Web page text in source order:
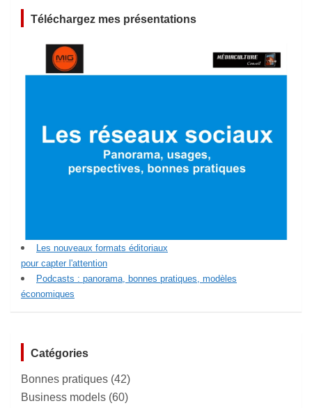
Téléchargez mes présentations
Les nouveaux formats éditoriaux
pour capter l'attention
Podcasts : panorama, bonnes pratiques, modèles
économiques
Catégories
Bonnes pratiques (42)
Business models (60)